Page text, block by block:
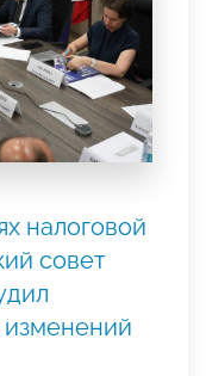
налоговой
совет
изменений